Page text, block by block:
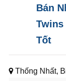
Bán
Twins
Tốt
Thống Nhất,